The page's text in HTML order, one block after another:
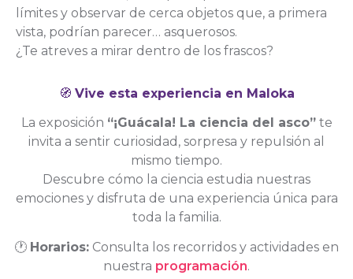
límites y observar de cerca objetos que, a primera
vista, podrían parecer… asquerosos.
¿Te atreves a mirar dentro de los frascos?
🧭 Vive esta experiencia en Maloka
La exposición “¡Guácala! La ciencia del asco”te
invita a sentir curiosidad, sorpresa y repulsión al
mismo tiempo.
Descubre cómo la ciencia estudia nuestras
emociones y disfruta de una experiencia única para
toda la familia.
🕐 Horarios: Consulta los recorridos y actividades en
nuestra programación.